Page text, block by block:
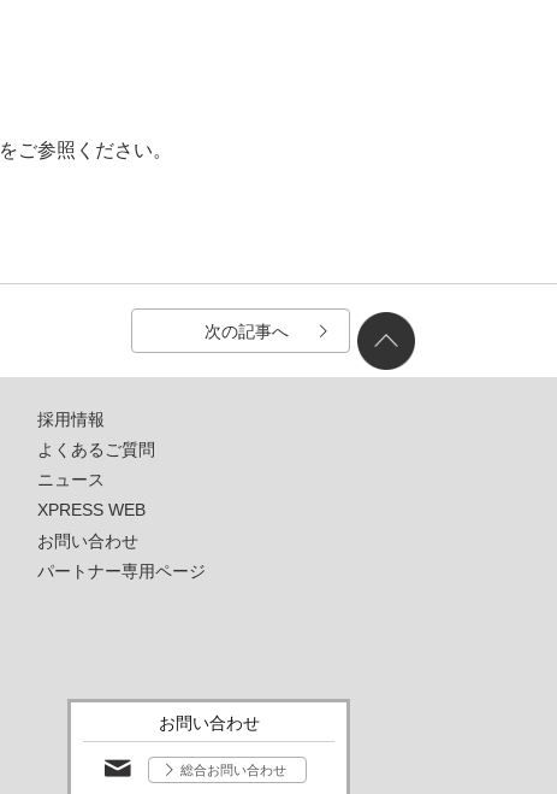
をご参照ください。
次の記事へ
採用情報
よくあるご質問
ニュース
XPRESS WEB
お問い合わせ
パートナー専用ページ
お問い合わせ
総合お問い合わせ